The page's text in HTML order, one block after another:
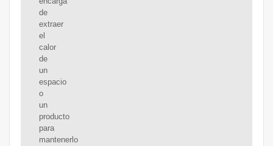
de
extraer
el
calor
de
un
espacio
o
un
producto
para
mantenerlo